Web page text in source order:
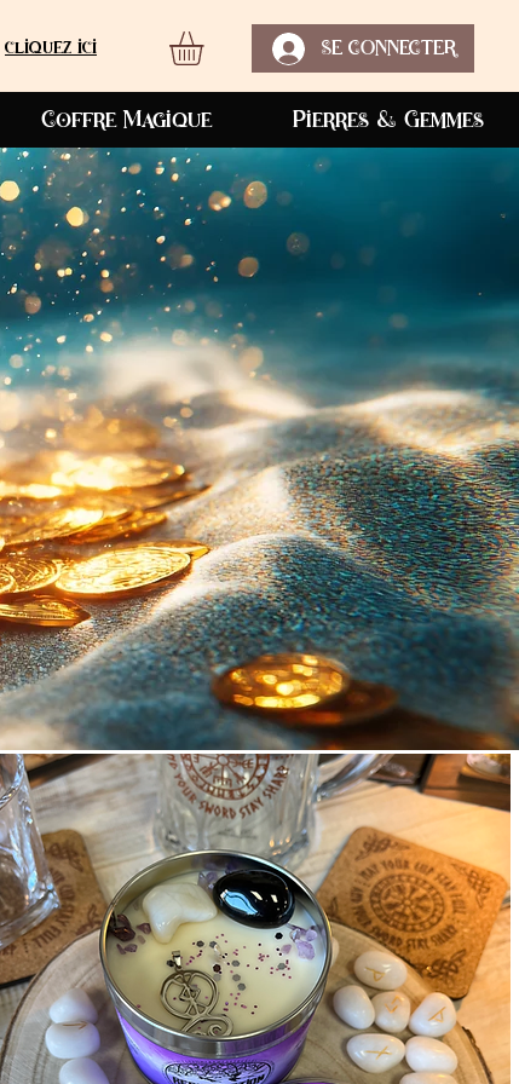
cliquez ici SE CONNECTER
Coffre Magique Pierres & Gemmes